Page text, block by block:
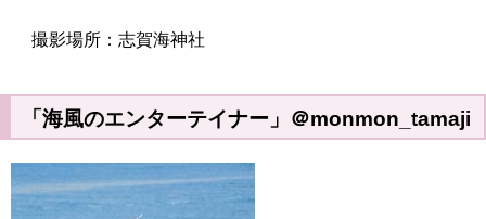
撮影場所：志賀海神社
「海風のエンターテイナー」＠monmon_tamaji